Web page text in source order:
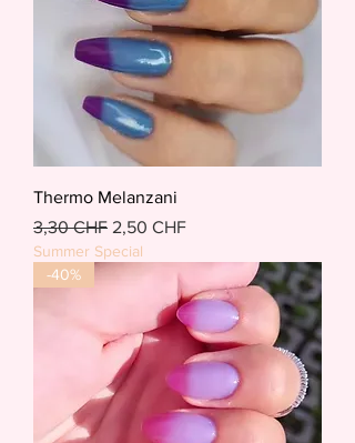
Thermo Melanzani
Standardpreis
3,30 CHF Sale-Preis
2,50 CHF
Summer Special
-40%